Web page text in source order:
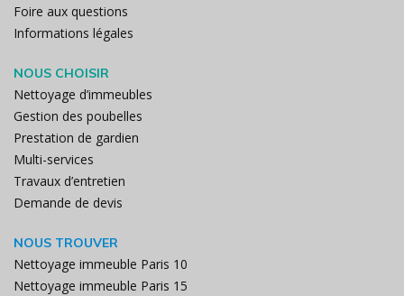
Foire aux questions
Informations légales
NOUS CHOISIR
Nettoyage d’immeubles
Gestion des poubelles
Prestation de gardien
Multi-services
Travaux d’entretien
Demande de devis
NOUS TROUVER
Nettoyage immeuble Paris 10
Nettoyage immeuble Paris 15